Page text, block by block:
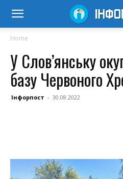
Home
У Слов’янську
базу Червоного
Інфорпост - 30.08.2022